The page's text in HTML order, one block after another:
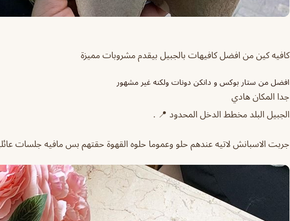
كافيه كين من افضل كافيهات بالجبيل بيقدم مشروبات مميزة
افضل من ستار بوكس و دانكن دونات ولكنه غير مشهور
جدا المكان هادي
الجبيل البلد مخطط الدخل المحدود 📍 .
جربت الاسبانش لاتيه عندهم حلو وعموما حلوه القهوة حقتهم بس مافيه جلسات